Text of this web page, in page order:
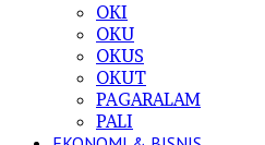
OKI
OKU
OKUS
OKUT
PAGARALAM
PALI